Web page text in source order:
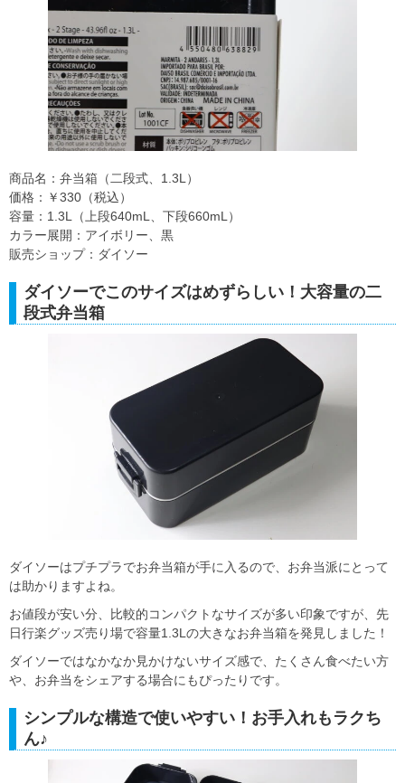
商品名：弁当箱（二段式、1.3L）
価格：￥330（税込）
容量：1.3L（上段640mL、下段660mL）
カラー展開：アイボリー、黒
販売ショップ：ダイソー
ダイソーでこのサイズはめずらしい！大容量の二
段式弁当箱
ダイソーはプチプラでお弁当箱が手に入るので、お弁当派にとって
は助かりますよね。
お値段が安い分、比較的コンパクトなサイズが多い印象ですが、先
日行楽グッズ売り場で容量1.3Lの大きなお弁当箱を発見しました！
ダイソーではなかなか見かけないサイズ感で、たくさん食べたい方
や、お弁当をシェアする場合にもぴったりです。
シンプルな構造で使いやすい！お手入れもラクち
ん♪